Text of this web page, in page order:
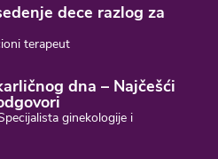
dece razlog za
terapeut
dna – Najčešći
ginekologije i